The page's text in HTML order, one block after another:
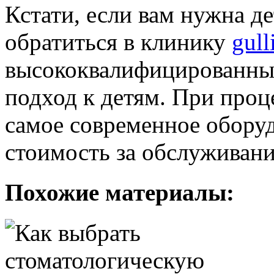
Кстати, если вам нужна
обратиться в клинику
подход к детям. При
самое современное
стоимость за
Похожие материалы: